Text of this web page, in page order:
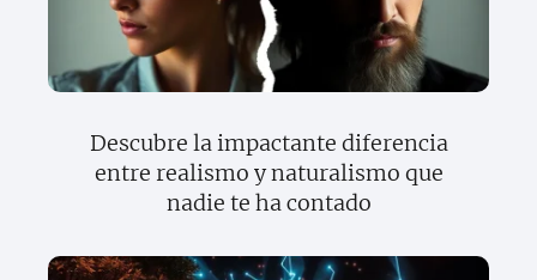
Descubre la impactante diferencia
entre realismo y naturalismo que
nadie te ha contado